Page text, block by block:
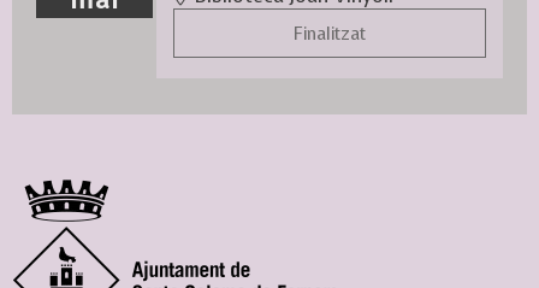
Finalitzat